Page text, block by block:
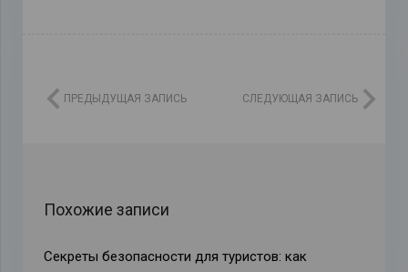
ПРЕДЫДУЩАЯ ЗАПИСЬ СЛЕДУЮЩАЯ ЗАПИСЬ
Похожие записи
Секреты безопасности для туристов: как